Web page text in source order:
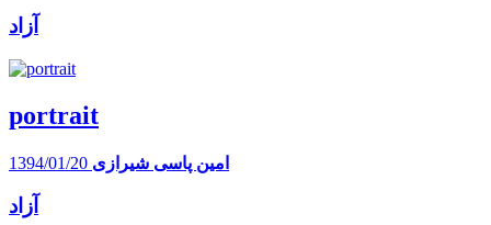
آزاد
portrait
امین پاسی شیرازی 1394/01/20
آزاد